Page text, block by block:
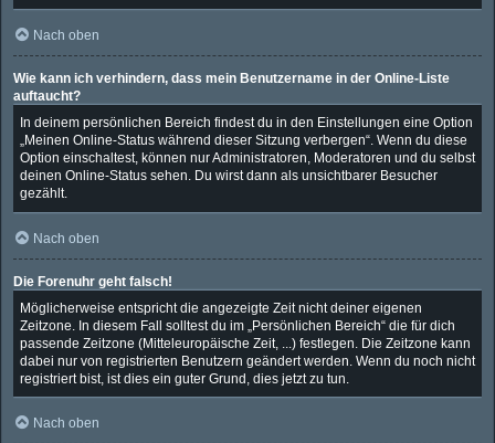
Nach oben
Wie kann ich verhindern, dass mein Benutzername in der Online-Liste
auftaucht?
In deinem persönlichen Bereich findest du in den Einstellungen eine Option
„Meinen Online-Status während dieser Sitzung verbergen“. Wenn du diese
Option einschaltest, können nur Administratoren, Moderatoren und du selbst
deinen Online-Status sehen. Du wirst dann als unsichtbarer Besucher
gezählt.
Nach oben
Die Forenuhr geht falsch!
Möglicherweise entspricht die angezeigte Zeit nicht deiner eigenen
Zeitzone. In diesem Fall solltest du im „Persönlichen Bereich“ die für dich
passende Zeitzone (Mitteleuropäische Zeit, ...) festlegen. Die Zeitzone kann
dabei nur von registrierten Benutzern geändert werden. Wenn du noch nicht
registriert bist, ist dies ein guter Grund, dies jetzt zu tun.
Nach oben